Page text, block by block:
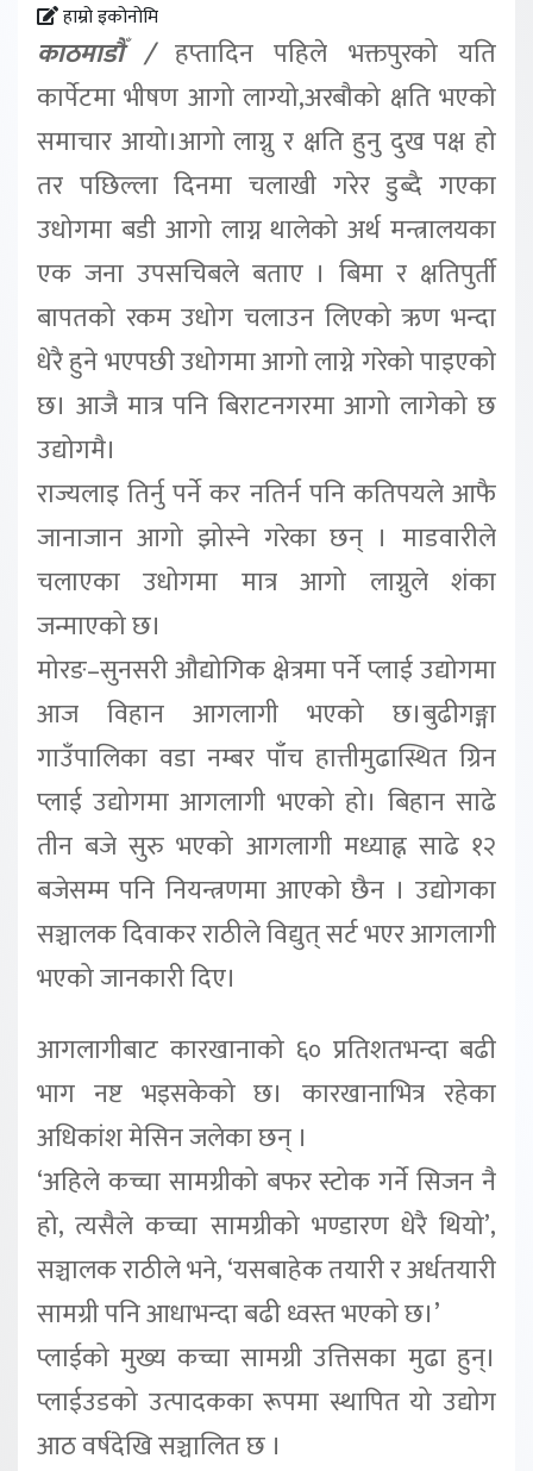
हाम्रो इकोनोमि
काठमाडौँ / हप्तादिन पहिले भक्तपुरको यति
कार्पेटमा भीषण आगो लाग्यो,अरबौको क्षति भएको
समाचार आयो।आगो लाग्नु र क्षति हुनु दुख पक्ष हो
तर पछिल्ला दिनमा चलाखी गरेर डुब्दै गएका
उधोगमा बडी आगो लाग्न थालेको अर्थ मन्त्रालयका
एक जना उपसचिबले बताए । बिमा र क्षतिपुर्ती
बापतको रकम उधोग चलाउन लिएको ऋण भन्दा
धेरै हुने भएपछी उधोगमा आगो लाग्ने गरेको पाइएको
छ। आजै मात्र पनि बिराटनगरमा आगो लागेको छ
उद्योगमै।
राज्यलाइ तिर्नु पर्ने कर नतिर्न पनि कतिपयले आफै
जानाजान आगो झोस्ने गरेका छन् । माडवारीले
चलाएका उधोगमा मात्र आगो लाग्नुले शंका
जन्माएको छ।
मोरङ–सुनसरी औद्योगिक क्षेत्रमा पर्ने प्लाई उद्योगमा
आज विहान आगलागी भएको छ।बुढीगङ्गा
गाउँपालिका वडा नम्बर पाँच हात्तीमुढास्थित ग्रिन
प्लाई उद्योगमा आगलागी भएको हो। बिहान साढे
तीन बजे सुरु भएको आगलागी मध्याह्न साढे १२
बजेसम्म पनि नियन्त्रणमा आएको छैन । उद्योगका
सञ्चालक दिवाकर राठीले विद्युत् सर्ट भएर आगलागी
भएको जानकारी दिए।
आगलागीबाट कारखानाको ६० प्रतिशतभन्दा बढी
भाग नष्ट भइसकेको छ। कारखानाभित्र रहेका
अधिकांश मेसिन जलेका छन् ।
‘अहिले कच्चा सामग्रीको बफर स्टोक गर्ने सिजन नै
हो, त्यसैले कच्चा सामग्रीको भण्डारण धेरै थियो’,
सञ्चालक राठीले भने, ‘यसबाहेक तयारी र अर्धतयारी
सामग्री पनि आधाभन्दा बढी ध्वस्त भएको छ।’
प्लाईको मुख्य कच्चा सामग्री उत्तिसका मुढा हुन्।
प्लाईउडको उत्पादकका रूपमा स्थापित यो उद्योग
आठ वर्षदेखि सञ्चालित छ ।